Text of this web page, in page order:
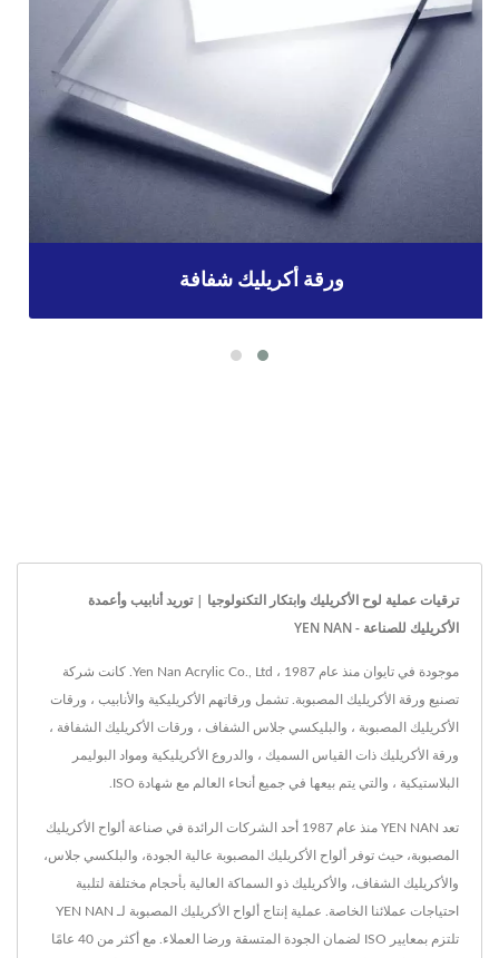
ورقة أكريليك شفافة
ترقيات عملية لوح الأكريليك وابتكار التكنولوجيا | توريد أنابيب وأعمدة
الأكريليك للصناعة - YEN NAN
موجودة في تايوان منذ عام 1987 ، Yen Nan Acrylic Co., Ltd. كانت شركة
تصنيع ورقة الأكريليك المصبوبة. تشمل ورقاتهم الأكريليكية والأنابيب ، ورقات
الأكريليك المصبوبة ، والبليكسي جلاس الشفاف ، ورقات الأكريليك الشفافة ،
ورقة الأكريليك ذات القياس السميك ، والدروع الأكريليكية ومواد البوليمر
البلاستيكية ، والتي يتم بيعها في جميع أنحاء العالم مع شهادة ISO.
تعد YEN NAN منذ عام 1987 أحد الشركات الرائدة في صناعة ألواح الأكريليك
المصبوبة، حيث توفر ألواح الأكريليك المصبوبة عالية الجودة، والبلكسي جلاس،
والأكريليك الشفاف، والأكريليك ذو السماكة العالية بأحجام مختلفة لتلبية
احتياجات عملائنا الخاصة. عملية إنتاج ألواح الأكريليك المصبوبة لـ YEN NAN
تلتزم بمعايير ISO لضمان الجودة المتسقة ورضا العملاء. مع أكثر من 40 عامًا